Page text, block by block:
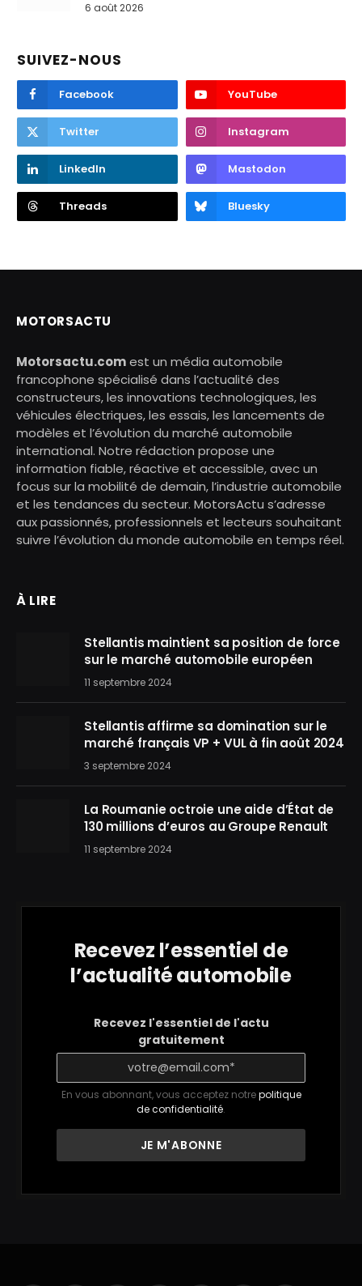
6 août 2026
SUIVEZ-NOUS
Facebook YouTube
Twitter Instagram
LinkedIn Mastodon
Threads Bluesky
MOTORSACTU
Motorsactu.comest un média automobile
francophone spécialisé dans l’actualité des
constructeurs, les innovations technologiques, les
véhicules électriques, les essais, les lancements de
modèles et l’évolution du marché automobile
international. Notre rédaction propose une
information fiable, réactive et accessible, avec un
focus sur la mobilité de demain, l’industrie automobile
et les tendances du secteur. MotorsActu s’adresse
aux passionnés, professionnels et lecteurs souhaitant
suivre l’évolution du monde automobile en temps réel.
À LIRE
Stellantis maintient sa position de force
sur le marché automobile européen
11 septembre 2024
Stellantis affirme sa domination sur le
marché français VP + VUL à fin août 2024
3 septembre 2024
La Roumanie octroie une aide d’État de
130 millions d’euros au Groupe Renault
11 septembre 2024
Recevez l’essentiel de
l’actualité automobile
Recevez l'essentiel de l'actu
gratuitement
En vous abonnant, vous acceptez notrepolitique
de confidentialité.